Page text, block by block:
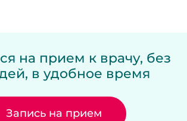
на прием к врачу, без
в удобное время
Запись на прием